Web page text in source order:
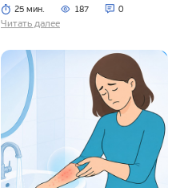
25 мин. 187 0
Читать далее